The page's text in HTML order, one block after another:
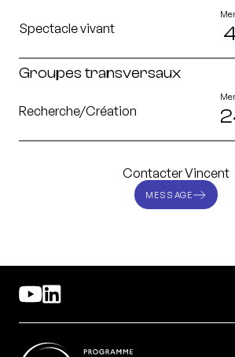
Spectacle vivant
Groupes transversaux
Recherche/Création
Contacter Vincent
MESSAGE